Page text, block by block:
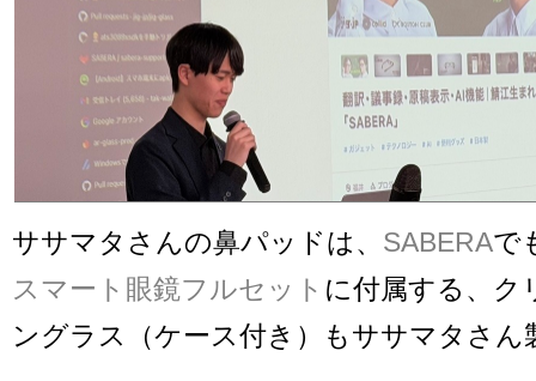
ササマタさんの鼻パッドは、 SABERAで
スマート眼鏡フルセット に付属する、ク
ングラス（ケース付き）もササマタさん